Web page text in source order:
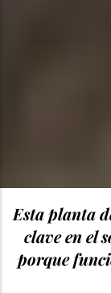
Esta planta
clave en el
porque